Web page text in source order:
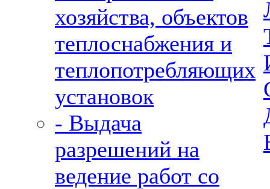
хозяйства, объектов
теплоснабжения и
теплопотребляющих
установок
- Выдача
разрешений на
ведение работ со